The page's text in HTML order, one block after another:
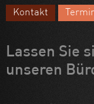
Meine Favoriten
Über uns
Kontakt
Lassen Sie
unseren